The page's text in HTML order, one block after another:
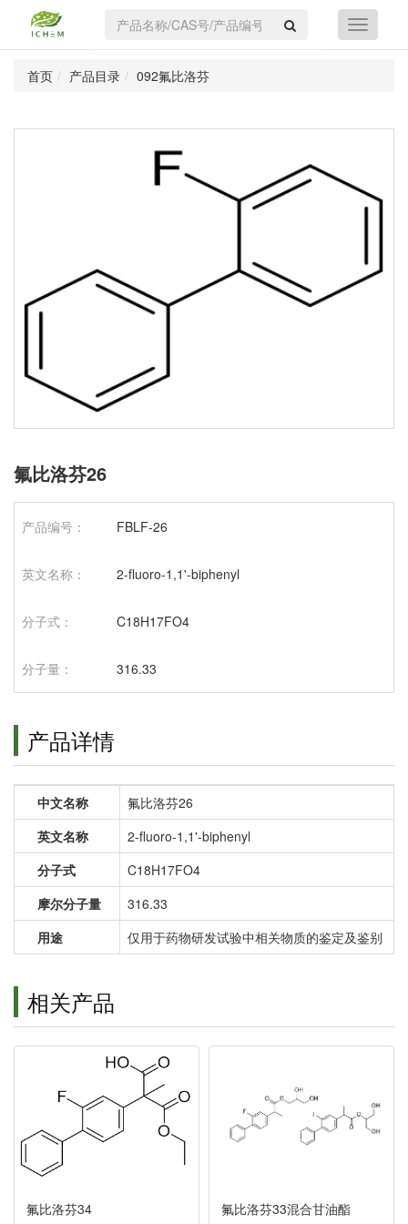
首页 产品目录 092氟比洛芬
氟比洛芬26
产品编号： FBLF-26
英文名称： 2-fluoro-1,1'-biphenyl
分子式： C18H17FO4
分子量： 316.33
产品详情
中文名称
氟比洛芬26
英文名称
2-fluoro-1,1'-biphenyl
分子式
C18H17FO4
摩尔分子量
316.33
用途
仅用于药物研发试验中相关物质的鉴定及鉴别
相关产品
氟比洛芬34 氟比洛芬33混合甘油酯